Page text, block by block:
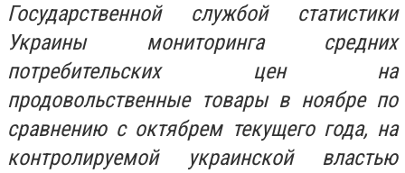
Государственной службой статистики
Украины мониторинга средних
потребительских цен на
продовольственные товары в ноябре по
сравнению с октябрем текущего года, на
контролируемой украинской властью